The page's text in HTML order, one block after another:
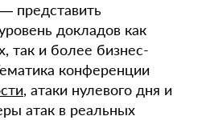
представить
докладов как
так и более бизнес-
конференции
, атаки нулевого дня и
атак в реальных